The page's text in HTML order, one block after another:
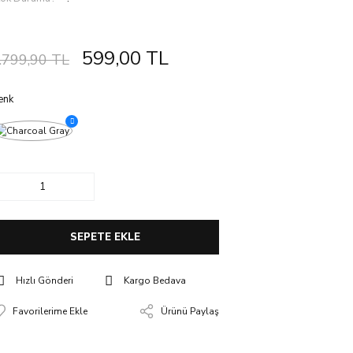
TL 599,00 TL
SEPETE EKLE
Hızlı Gönderi Kargo Bedava
Ürünü Paylaş